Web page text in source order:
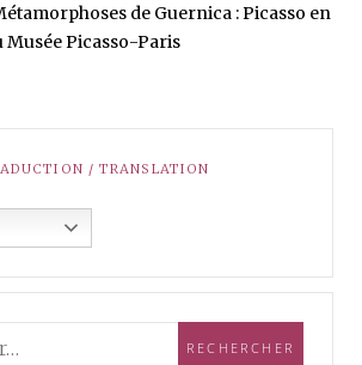
de Guernica : Picasso en
Picasso-Paris
/ TRANSLATION